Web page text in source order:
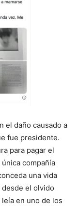
el daño causado a
fue presidente.
para pagar el
compañía
una vida
desde el olvido
en uno de los